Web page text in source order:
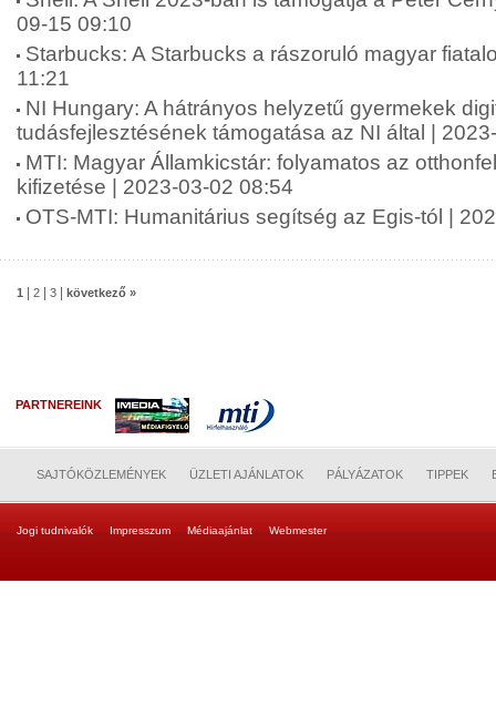
09-15 09:10
Starbucks: A Starbucks a rászoruló magyar
11:21
NI Hungary: A hátrányos helyzetű gyermekek
tudásfejlesztésének támogatása az NI által |
MTI: Magyar Államkicstár: folyamatos az
kifizetése | 2023-03-02 08:54
OTS-MTI: Humanitárius segítség az Egis-tól |
1 2 3 következő »
PARTNEREINK
SAJTÓKÖZLEMÉNYEK ÜZLETI AJÁNLATOK PÁLYÁZATOK TIPPEK
Jogi tudnivalók Impresszum Médiaajánlat Webmester